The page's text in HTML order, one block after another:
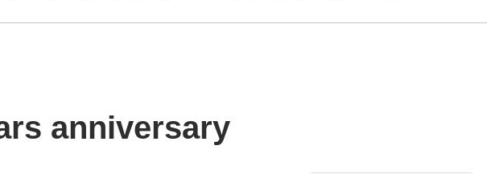
anniversary